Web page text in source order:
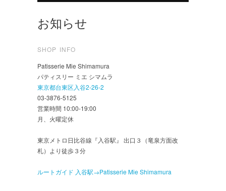
お知らせ
SHOP INFO
Patisserie Mie Shimamura
パティスリー ミエ シマムラ
東京都台東区入谷2-26-2
03-3876-5125
営業時間 10:00-19:00
月、火曜定休
東京メトロ日比谷線『入谷駅』 出口３（竜泉方面改
札）より徒歩３分
ルートガイド 入谷駅→Patisserie Mie Shimamura